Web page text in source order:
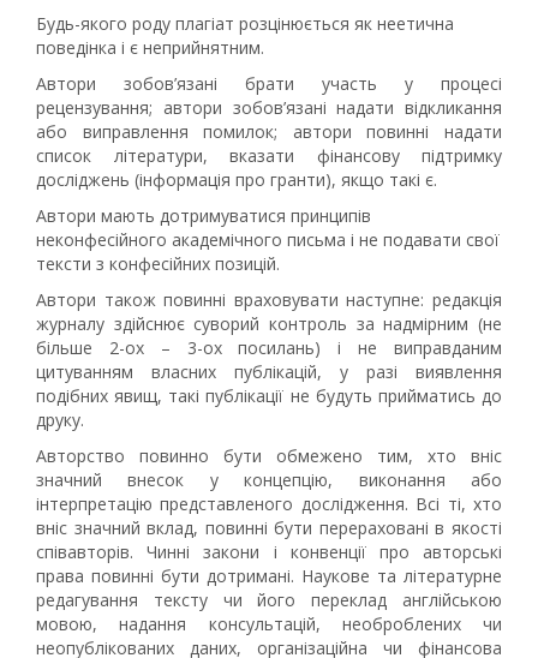
Будь-якого роду плагіат розцінюється як неетична
поведінка і є неприйнятним.
Автори зобов’язані брати участь у процесі
рецензування; автори зобов’язані надати відкликання
або виправлення помилок; автори повинні надати
список літератури, вказати фінансову підтримку
досліджень (інформація про гранти), якщо такі є.
Автори мають дотримуватися принципів
неконфесійного академічного письма і не подавати свої
тексти з конфесійних позицій.
Автори також повинні враховувати наступне: редакція
журналу здійснює суворий контроль за надмірним (не
більше 2-ох – 3-ох посилань) і не виправданим
цитуванням власних публікацій, у разі виявлення
подібних явищ, такі публікації не будуть прийматись до
друку.
Авторство повинно бути обмежено тим, хто вніс
значний внесок у концепцію, виконання або
інтерпретацію представленого дослідження. Всі ті, хто
вніс значний вклад, повинні бути перераховані в якості
співавторів. Чинні закони і конвенції про авторські
права повинні бути дотримані. Наукове та літературне
редагування тексту чи його переклад англійською
мовою, надання консультацій, необроблених чи
неопублікованих даних, організаційна чи фінансова